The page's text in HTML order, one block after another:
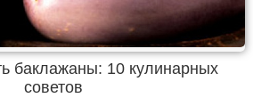
баклажаны: 10 кулинарных
советов